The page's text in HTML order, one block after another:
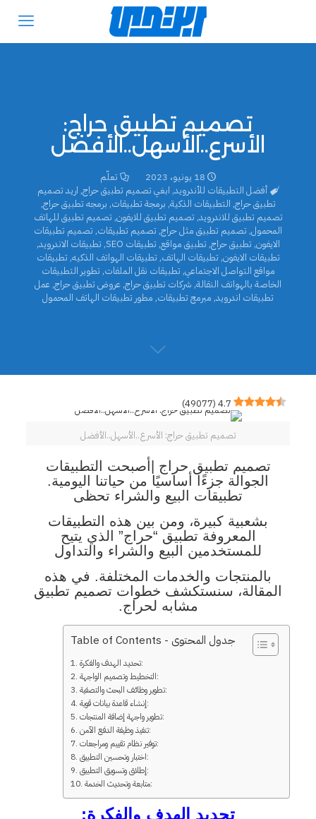
تصميم تطبيق حراج:
الأسرع..الأسهل..الأفضل
18 يونيو، 2023
تعلّم
أفضل التطبيقات للأندرويد, ابغي تصميم تطبيق حراج, اريد تصميم
تطبيق حراج, التطبيقات الذكية, برمجة تطبيقات, برمجه تطبيق حراج,
تصميم تطبيق للاندرويد, تصميم تطبيق للايفون, تصميم تطبيق للهاتف
المحمول, تصميم تطبيق مثل حراج, تصميم تطبيقات, تصميم تطبيقات
الايفون, تطبيق حراج, تطبيق مواقع, تطبيقات SEO , تطبيقات الاندرويد,
تطبيقات الايفون, تطبيقات الهاتف, تطبيقات الهواتف الذكيه, تطبيقات
مواقع التواصل الاجتماعي, تطبيقات نقل الملفات, تطوير التطبيقات
الخاصة بالهواتف النقالة, شركات تطبيق حراج, عروض تطبيق حراج, عمل
تطبيقات اندرويد, مبرمج تطبيقات, مطور تطبيقات الهاتف المحمول
4.7
(
49077
)
تصميم تطبيق حراج: الأسرع..الأسهل..الأفضل
تصميم تطبيق حراج |أصبحت التطبيقات
الجوالة جزءًا أساسيًا من حياتنا اليومية.
تطبيقات البيع والشراء تحظى
بشعبية كبيرة، ومن بين هذه التطبيقات
المعروفة تطبيق “حراج” الذي يتيح
للمستخدمين البيع والشراء والتداول
بالمنتجات والخدمات المختلفة. في هذه
المقالة، سنستكشف خطوات تصميم تطبيق
مشابه لحراج.
Table of Contents - جدول المحتوى
تحديد الهدف والفكرة:
التخطيط وتصميم الواجهة:
تطوير وظائف البحث والتصفية:
إنشاء قاعدة بيانات قوية:
تطوير واجهة إضافة المنتجات:
تنفيذ وظيفة الدفع الآمن:
توفير نظام تقييم ومراجعات:
اختبار وتحسين التطبيق:
إطلاق وتسويق التطبيق:
متابعة وتحديث الخدمة:
تحديد الهدف والفكرة: